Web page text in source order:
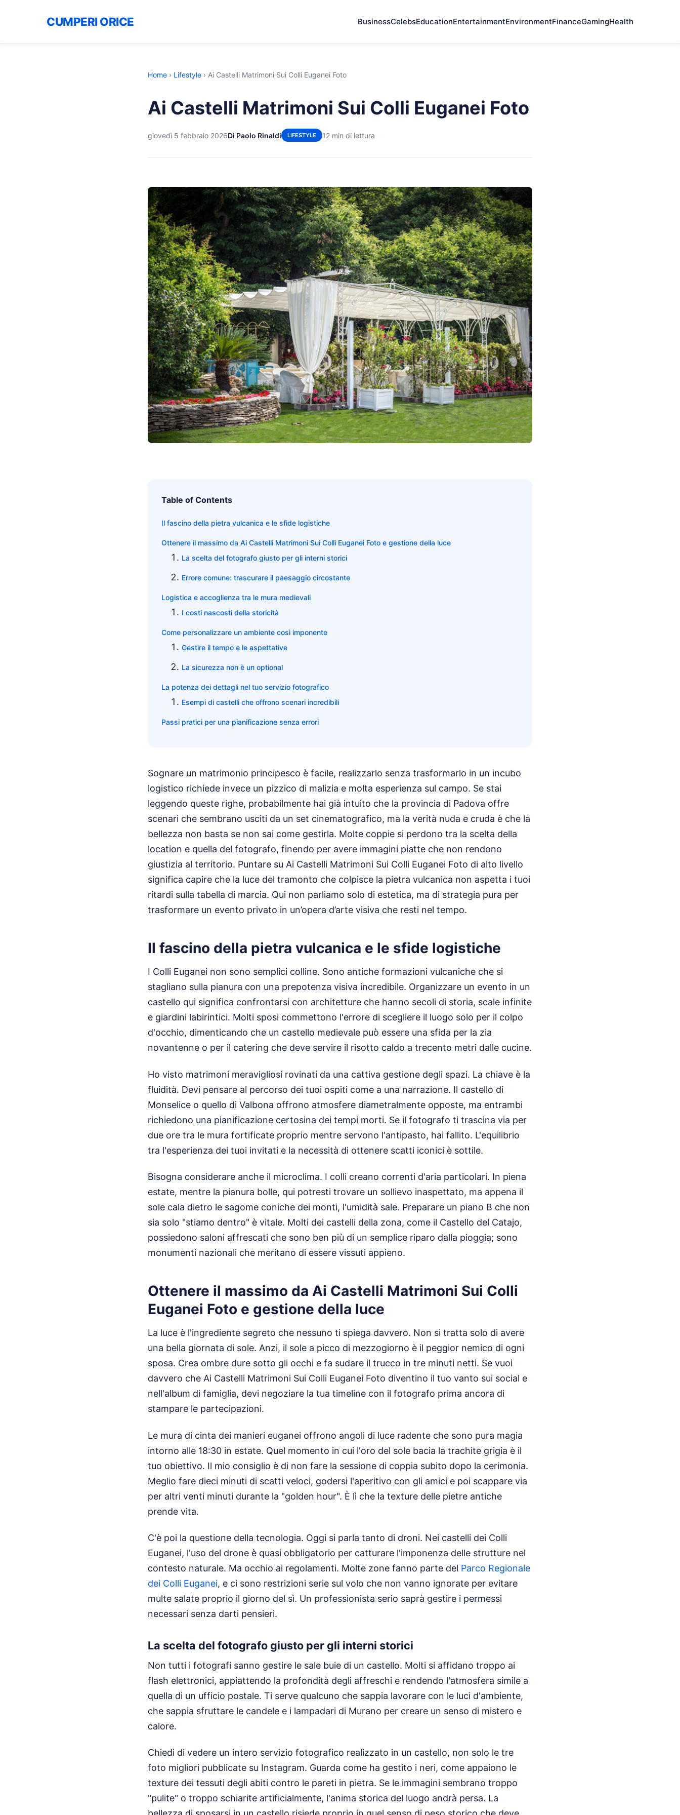
CUMPERI ORICE BusinessCelebsEducationEntertainmentEnvironmentFinanceGamingHealth
Home › Lifestyle › Ai Castelli Matrimoni Sui Colli Euganei Foto
Ai Castelli Matrimoni Sui Colli Euganei Foto
giovedì 5 febbraio 2026Di Paolo Rinaldi LIFESTYLE 12 min di lettura
Table of Contents
Il fascino della pietra vulcanica e le sfide logistiche
Ottenere il massimo da Ai Castelli Matrimoni Sui Colli Euganei Foto e gestione della luce
La scelta del fotografo giusto per gli interni storici
Errore comune: trascurare il paesaggio circostante
Logistica e accoglienza tra le mura medievali
I costi nascosti della storicità
Come personalizzare un ambiente così imponente
Gestire il tempo e le aspettative
La sicurezza non è un optional
La potenza dei dettagli nel tuo servizio fotografico
Esempi di castelli che offrono scenari incredibili
Passi pratici per una pianificazione senza errori
Sognare un matrimonio principesco è facile, realizzarlo senza trasformarlo in un incubo
logistico richiede invece un pizzico di malizia e molta esperienza sul campo. Se stai
leggendo queste righe, probabilmente hai già intuito che la provincia di Padova offre
scenari che sembrano usciti da un set cinematografico, ma la verità nuda e cruda è che la
bellezza non basta se non sai come gestirla. Molte coppie si perdono tra la scelta della
location e quella del fotografo, finendo per avere immagini piatte che non rendono
giustizia al territorio. Puntare su Ai Castelli Matrimoni Sui Colli Euganei Foto di alto livello
significa capire che la luce del tramonto che colpisce la pietra vulcanica non aspetta i tuoi
ritardi sulla tabella di marcia. Qui non parliamo solo di estetica, ma di strategia pura per
trasformare un evento privato in un’opera d’arte visiva che resti nel tempo.
Il fascino della pietra vulcanica e le sfide logistiche
I Colli Euganei non sono semplici colline. Sono antiche formazioni vulcaniche che si
stagliano sulla pianura con una prepotenza visiva incredibile. Organizzare un evento in un
castello qui significa confrontarsi con architetture che hanno secoli di storia, scale infinite
e giardini labirintici. Molti sposi commettono l'errore di scegliere il luogo solo per il colpo
d'occhio, dimenticando che un castello medievale può essere una sfida per la zia
novantenne o per il catering che deve servire il risotto caldo a trecento metri dalle cucine.
Ho visto matrimoni meravigliosi rovinati da una cattiva gestione degli spazi. La chiave è la
fluidità. Devi pensare al percorso dei tuoi ospiti come a una narrazione. Il castello di
Monselice o quello di Valbona offrono atmosfere diametralmente opposte, ma entrambi
richiedono una pianificazione certosina dei tempi morti. Se il fotografo ti trascina via per
due ore tra le mura fortificate proprio mentre servono l'antipasto, hai fallito. L'equilibrio
tra l'esperienza dei tuoi invitati e la necessità di ottenere scatti iconici è sottile.
Bisogna considerare anche il microclima. I colli creano correnti d'aria particolari. In piena
estate, mentre la pianura bolle, qui potresti trovare un sollievo inaspettato, ma appena il
sole cala dietro le sagome coniche dei monti, l'umidità sale. Preparare un piano B che non
sia solo "stiamo dentro" è vitale. Molti dei castelli della zona, come il Castello del Catajo,
possiedono saloni affrescati che sono ben più di un semplice riparo dalla pioggia; sono
monumenti nazionali che meritano di essere vissuti appieno.
Ottenere il massimo da Ai Castelli Matrimoni Sui Colli
Euganei Foto e gestione della luce
La luce è l'ingrediente segreto che nessuno ti spiega davvero. Non si tratta solo di avere
una bella giornata di sole. Anzi, il sole a picco di mezzogiorno è il peggior nemico di ogni
sposa. Crea ombre dure sotto gli occhi e fa sudare il trucco in tre minuti netti. Se vuoi
davvero che Ai Castelli Matrimoni Sui Colli Euganei Foto diventino il tuo vanto sui social e
nell'album di famiglia, devi negoziare la tua timeline con il fotografo prima ancora di
stampare le partecipazioni.
Le mura di cinta dei manieri euganei offrono angoli di luce radente che sono pura magia
intorno alle 18:30 in estate. Quel momento in cui l'oro del sole bacia la trachite grigia è il
tuo obiettivo. Il mio consiglio è di non fare la sessione di coppia subito dopo la cerimonia.
Meglio fare dieci minuti di scatti veloci, godersi l'aperitivo con gli amici e poi scappare via
per altri venti minuti durante la "golden hour". È lì che la texture delle pietre antiche
prende vita.
C'è poi la questione della tecnologia. Oggi si parla tanto di droni. Nei castelli dei Colli
Euganei, l'uso del drone è quasi obbligatorio per catturare l'imponenza delle strutture nel
contesto naturale. Ma occhio ai regolamenti. Molte zone fanno parte del Parco Regionale
dei Colli Euganei, e ci sono restrizioni serie sul volo che non vanno ignorate per evitare
multe salate proprio il giorno del sì. Un professionista serio saprà gestire i permessi
necessari senza darti pensieri.
La scelta del fotografo giusto per gli interni storici
Non tutti i fotografi sanno gestire le sale buie di un castello. Molti si affidano troppo ai
flash elettronici, appiattendo la profondità degli affreschi e rendendo l'atmosfera simile a
quella di un ufficio postale. Ti serve qualcuno che sappia lavorare con le luci d'ambiente,
che sappia sfruttare le candele e i lampadari di Murano per creare un senso di mistero e
calore.
Chiedi di vedere un intero servizio fotografico realizzato in un castello, non solo le tre
foto migliori pubblicate su Instagram. Guarda come ha gestito i neri, come appaiono le
texture dei tessuti degli abiti contro le pareti in pietra. Se le immagini sembrano troppo
"pulite" o troppo schiarite artificialmente, l'anima storica del luogo andrà persa. La